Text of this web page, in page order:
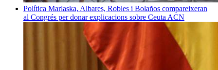
Política Marlaska, Albares, Robles i Bolaños compareixeran
al Congrés per donar explicacions sobre Ceuta ACN